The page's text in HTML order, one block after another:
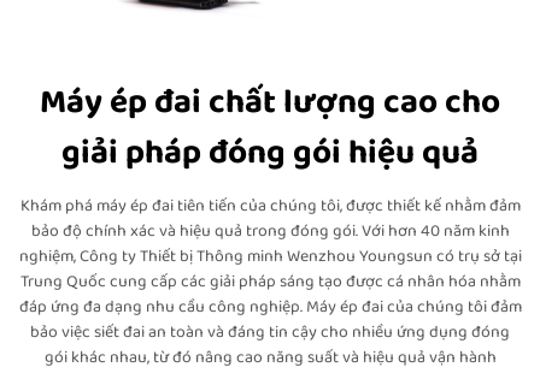
Máy ép đai chất lượng cao cho
giải pháp đóng gói hiệu quả
Khám phá máy ép đai tiên tiến của chúng tôi, được thiết kế nhằm đảm
bảo độ chính xác và hiệu quả trong đóng gói. Với hơn 40 năm kinh
nghiệm, Công ty Thiết bị Thông minh Wenzhou Youngsun có trụ sở tại
Trung Quốc cung cấp các giải pháp sáng tạo được cá nhân hóa nhằm
đáp ứng đa dạng nhu cầu công nghiệp. Máy ép đai của chúng tôi đảm
bảo việc siết đai an toàn và đáng tin cậy cho nhiều ứng dụng đóng
gói khác nhau, từ đó nâng cao năng suất và hiệu quả vận hành